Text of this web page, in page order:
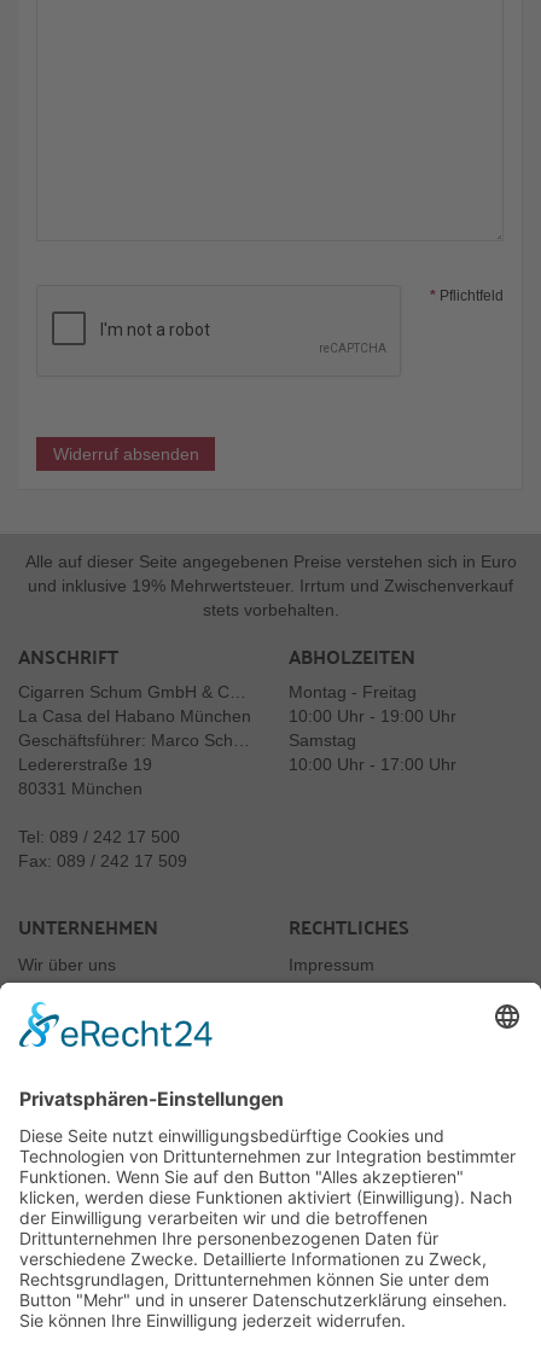
Widerruf absenden
* Pflichtfeld
Alle auf dieser Seite angegebenen Preise verstehen sich in Euro
und inklusive 19% Mehrwertsteuer. Irrtum und Zwischenverkauf
stets vorbehalten.
ANSCHRIFT
La Casa del Habano München
Geschäftsführer: Marco Schum
Ledererstraße 19
80331 München
Tel: 089 / 242 17 500
Fax: 089 / 242 17 509
ABHOLZEITEN
Montag - Freitag
10:00 Uhr - 19:00 Uhr
Samstag
10:00 Uhr - 17:00 Uhr
UNTERNEHMEN
Wir über uns
Kontakt
RECHTLICHES
Impressum
JUGENDSCHUTZ
Rauchen nur ab 18
§10 Jugendschutzgesetz
Für uns ist es selbstverständlich, dass wir unsere Produkte, wie es das Gesetz
vorschreibt, nur an Erwachsene ab 18 Jahre verkaufen. Dies wird von uns auch
überprüft.